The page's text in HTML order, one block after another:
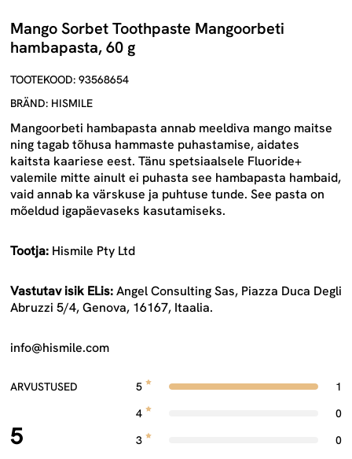
Mango Sorbet Toothpaste Mangoorbeti
hambapasta, 60 g
TOOTEKOOD: 93568654
BRÄND: HISMILE
Mangoorbeti hambapasta annab meeldiva mango maitse
ning tagab tõhusa hammaste puhastamise, aidates
kaitsta kaariese eest. Tänu spetsiaalsele Fluoride+
valemile mitte ainult ei puhasta see hambapasta hambaid,
vaid annab ka värskuse ja puhtuse tunde. See pasta on
mõeldud igapäevaseks kasutamiseks.
Tootja: Hismile Pty Ltd
Vastutav isik ELis:Angel Consulting Sas, Piazza Duca Degli
Abruzzi 5/4, Genova, 16167, Itaalia.
info@hismile.com
ARVUSTUSED
5
5
1
4
0
3
0